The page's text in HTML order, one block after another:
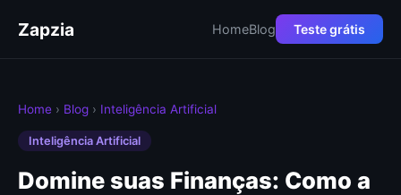
Zapzia HomeBlog Teste grátis
Home › Blog › Inteligência Artificial
Inteligência Artificial
Domine suas Finanças: Como a